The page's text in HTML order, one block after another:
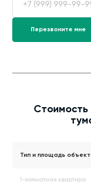
Стоимость
Тип и площадь
1-комнатная квартира